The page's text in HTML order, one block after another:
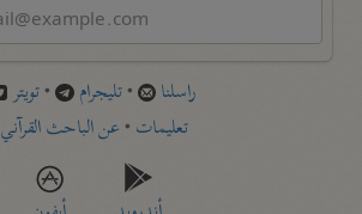
راسلنا •تليجرام •تويتر
تعليمات •عن الباحث القرآني